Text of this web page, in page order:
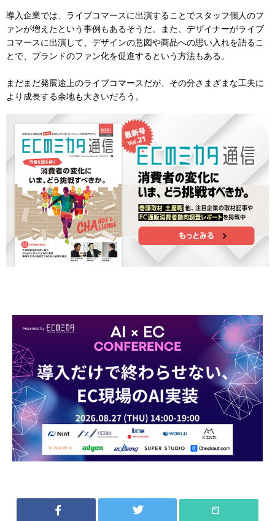
導入企業では、ライブコマースに出演することでスタッフ個人のフ
ァンが増えたという事例もあるそうだ。また、デザイナーがライブ
コマースに出演して、デザインの意図や商品への思い入れを語るこ
とで、ブランドのファン化を促進するという方法もある。
まだまだ発展途上のライブコマースだが、その分さまざまな工夫に
より成長する余地も大きいだろう。